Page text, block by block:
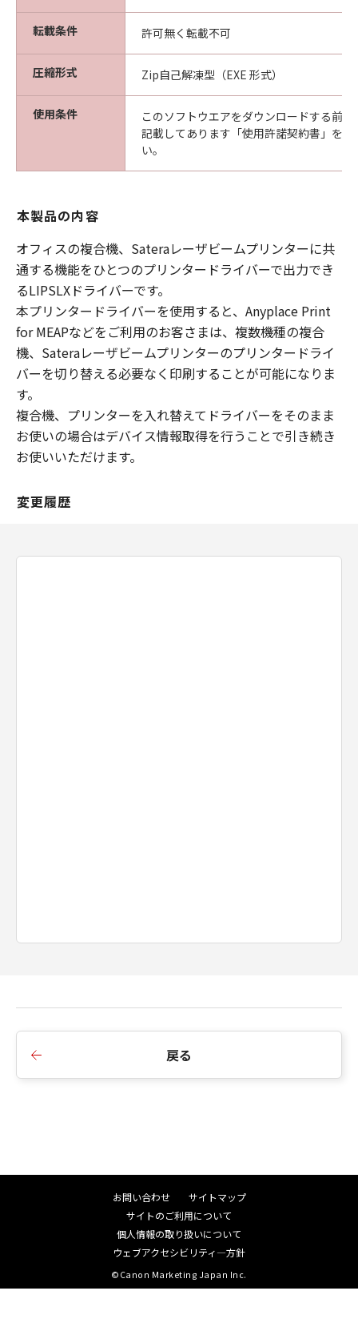
転載条件 許可無く転載不可
圧縮形式 Zip自己解凍型（EXE 形式）
使用条件
このソフトウエアをダウンロードする前
記載してあります「使用許諾契約書」を
い。
本製品の内容
オフィスの複合機、Sateraレーザビームプリンターに共
通する機能をひとつのプリンタードライバーで出力でき
るLIPSLXドライバーです。
本プリンタードライバーを使用すると、Anyplace Print
for MEAPなどをご利用のお客さまは、複数機種の複合
機、Sateraレーザビームプリンターのプリンタードライ
バーを切り替える必要なく印刷することが可能になりま
す。
複合機、プリンターを入れ替えてドライバーをそのまま
お使いの場合はデバイス情報取得を行うことで引き続き
お使いいただけます。
変更履歴
戻る
お問い合わせ
サイトマップ
サイトのご利用について
個人情報の取り扱いについて
ウェブアクセシビリティ―方針
©Canon Marketing Japan Inc.